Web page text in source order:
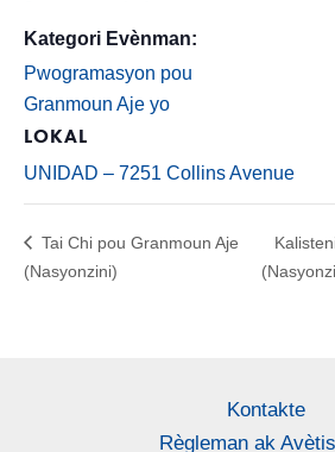
Kategori Evènman:
Pwogramasyon pou
Granmoun Aje yo
LOKAL
UNIDAD – 7251 Collins Avenue
Tai Chi pou Granmoun Aje
(Nasyonzini)
Kontakte
Règleman ak